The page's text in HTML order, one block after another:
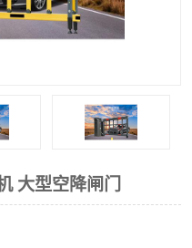
大型空降闸门